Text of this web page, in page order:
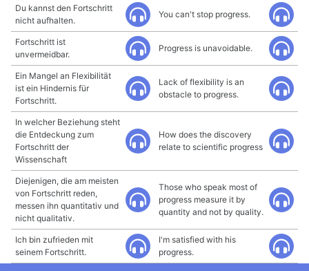
Du kannst den Fortschritt
nicht aufhalten.
You can't stop progress.
Fortschritt ist
unvermeidbar.
Progress is unavoidable.
Ein Mangel an Flexibilität
ist ein Hindernis für
Fortschritt.
Lack of flexibility is an
obstacle to progress.
In welcher Beziehung steht
die Entdeckung zum
Fortschritt der
Wissenschaft
How does the discovery
relate to scientific progress
Diejenigen, die am meisten
von Fortschritt reden,
messen ihn quantitativ und
nicht qualitativ.
Those who speak most of
progress measure it by
quantity and not by quality.
Ich bin zufrieden mit
seinem Fortschritt.
I'm satisfied with his
progress.